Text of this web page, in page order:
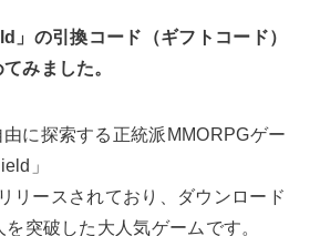
」の引換コード（ギフトコード）
みました。
に探索する正統派MMORPGゲー
」
リースされており、ダウンロード
突破した大人気ゲームです。